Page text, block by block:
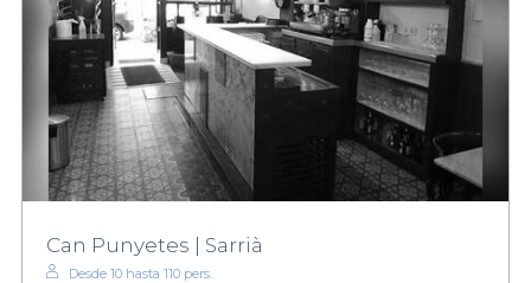
Can Punyetes | Sarrià
Desde 10 hasta 110 pers.